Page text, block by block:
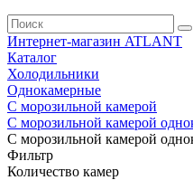
Интернет-магазин ATLANT
Каталог
Холодильники
Однокамерные
С морозильной камерой
С морозильной камерой
С морозильной камерой
Фильтр
Количество камер